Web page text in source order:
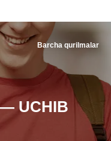
UCHIB
Barcha qurilmalar